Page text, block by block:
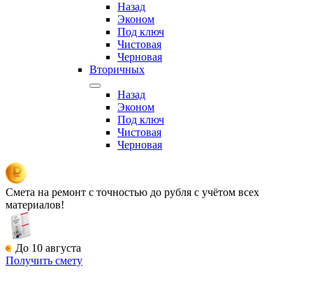
Назад
Эконом
Под ключ
Чистовая
Черновая
Вторичных
Назад
Эконом
Под ключ
Чистовая
Черновая
Смета на ремонт с точностью до рубля с учётом всех
материалов!
До 10 августа
Получить смету